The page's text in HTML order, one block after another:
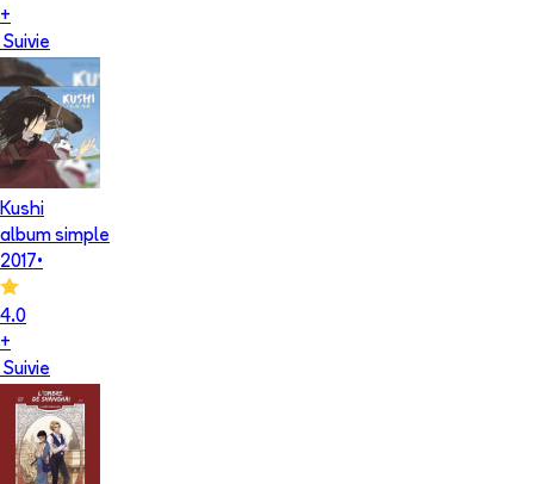
+
Suivie
Kushi
album simple
2017 •
4.0
+
Suivie